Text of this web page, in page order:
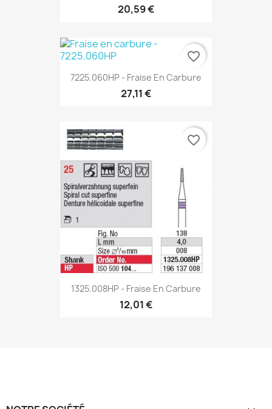
20,59 €
7225.060HP - Fraise En Carbure
27,11 €
favorite_border
1325.008HP - Fraise En Carbure
12,01 €
favorite_border